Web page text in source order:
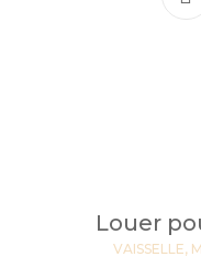
Louer
VAISSELLE,